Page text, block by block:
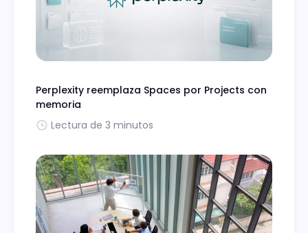
Perplexity reemplaza Spaces por Projects con
memoria
Lectura de 3 minutos